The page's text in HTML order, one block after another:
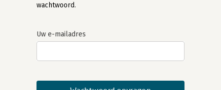
wachtwoord.
Uw e-mailadres